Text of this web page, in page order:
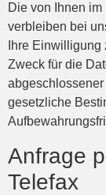
Die von Ihnen
verbleiben bei
Ihre
Zweck für die
gesetzliche
Anfrage
Telefax